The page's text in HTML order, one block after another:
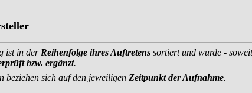
ist in derReihenfolge ihres Auftretens sortiert und wurde -
bzw. ergänzt.
beziehen sich auf den jeweiligen Zeitpunkt der Aufnahme.